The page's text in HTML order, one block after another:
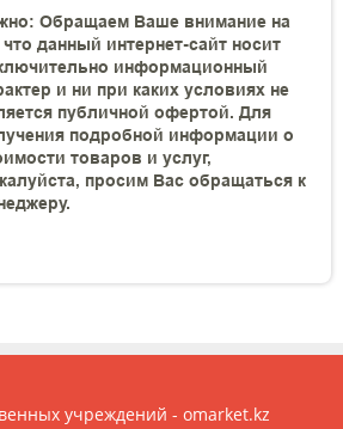
Обращаем Ваше внимание на
что данный интернет-сайт носит
информационный
и ни при каких условиях не
публичной офертой. Для
подробной информации о
товаров и услуг,
просим Вас обращаться к
учреждений - omarket.kz